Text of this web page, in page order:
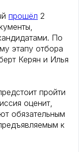
прошёл 2
По
этапу отбора
Керян и Илья
пройти
оценит,
обязательным
к